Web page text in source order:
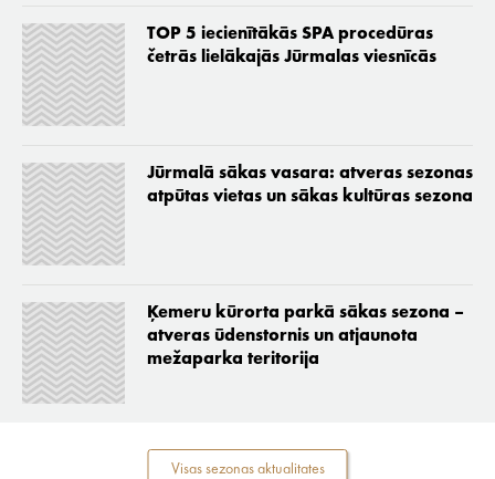
TOP 5 iecienītākās SPA procedūras
četrās lielākajās Jūrmalas viesnīcās
Jūrmalā sākas vasara: atveras sezonas
atpūtas vietas un sākas kultūras sezona
Ķemeru kūrorta parkā sākas sezona –
atveras ūdenstornis un atjaunota
mežaparka teritorija
Visas sezonas aktualitates